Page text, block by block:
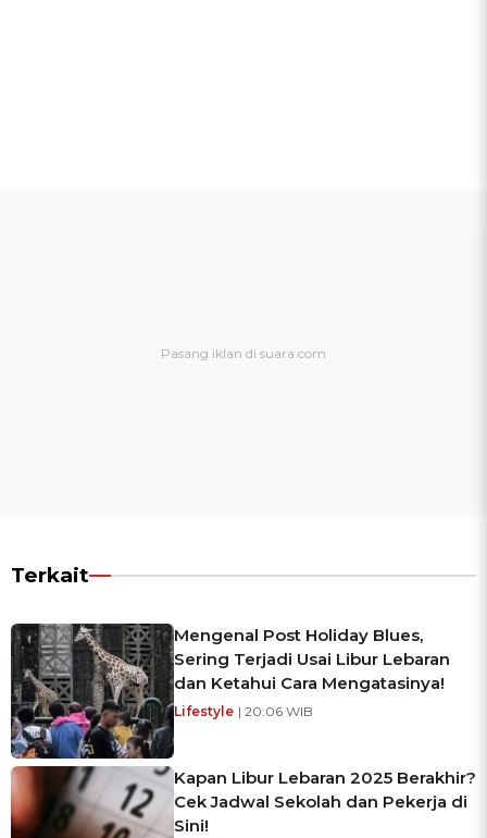
Terkait
Mengenal Post Holiday Blues,
Sering Terjadi Usai Libur Lebaran
dan Ketahui Cara Mengatasinya!
Lifestyle | 20:06 WIB
Kapan Libur Lebaran 2025 Berakhir?
Cek Jadwal Sekolah dan Pekerja di
Sini!